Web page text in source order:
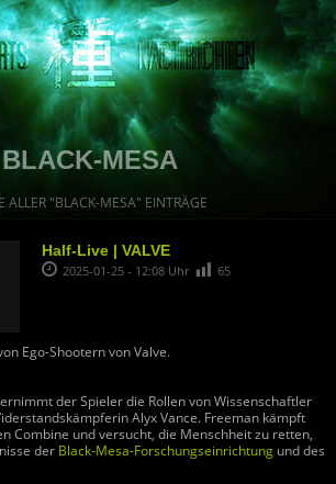
BLACK-MESA
ALLER "BLACK-MESA" EINTRÄGE
Half-Live | VALVE
2025-01-25 - 12:08 Uhr 65
Ego-Shootern von Valve.
der Spieler die Rollen von Wissenschaftler
Alyx Vance. Freeman kämpft
Combine und versucht, die Menschheit zu retten,
der Black-Mesa-Forschungseinrichtung und des